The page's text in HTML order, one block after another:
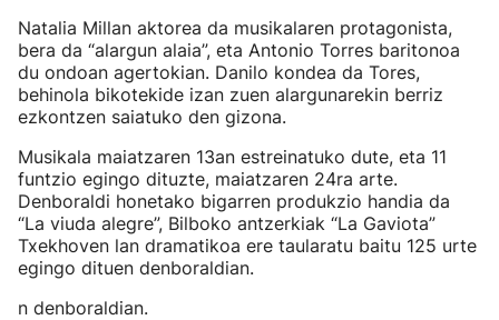
Natalia Millan aktorea da musikalaren protagonista,
bera da “alargun alaia”, eta Antonio Torres baritonoa
du ondoan agertokian. Danilo kondea da Tores,
behinola bikotekide izan zuen alargunarekin berriz
ezkontzen saiatuko den gizona.
Musikala maiatzaren 13an estreinatuko dute, eta 11
funtzio egingo dituzte, maiatzaren 24ra arte.
Denboraldi honetako bigarren produkzio handia da
“La viuda alegre”, Bilboko antzerkiak “La Gaviota”
Txekhoven lan dramatikoa ere taularatu baitu 125 urte
egingo dituen denboraldian.
n denboraldian.